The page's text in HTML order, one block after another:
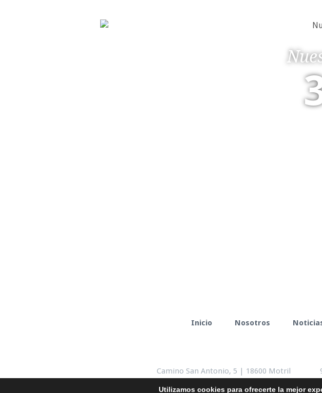
Inicio Nosotros
Camino San Antonio, 5 | 18600 Motril
Utilizamos cookies para ofrecerte la mejor